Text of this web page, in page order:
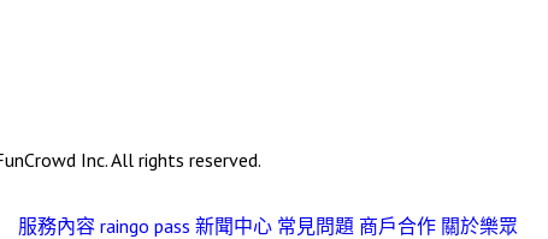
Inc. All rights reserved.
服務內容 raingo pass 新聞中心 常見問題 商戶合作 關於樂眾